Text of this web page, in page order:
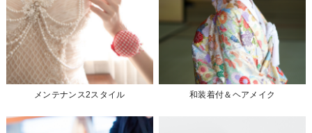
メンテナンス2スタイル 和装着付＆ヘアメイク